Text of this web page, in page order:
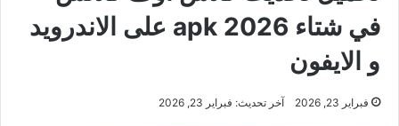
في شتاء 2026 apk على الاندرويد
و الايفون
فبراير 23, 2026 آخر تحديث: فبراير 23, 2026